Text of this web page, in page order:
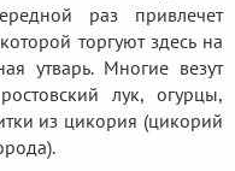
раз привлечет
торгуют здесь на
утварь. Многие везут
лук, огурцы,
из цикория (цикорий